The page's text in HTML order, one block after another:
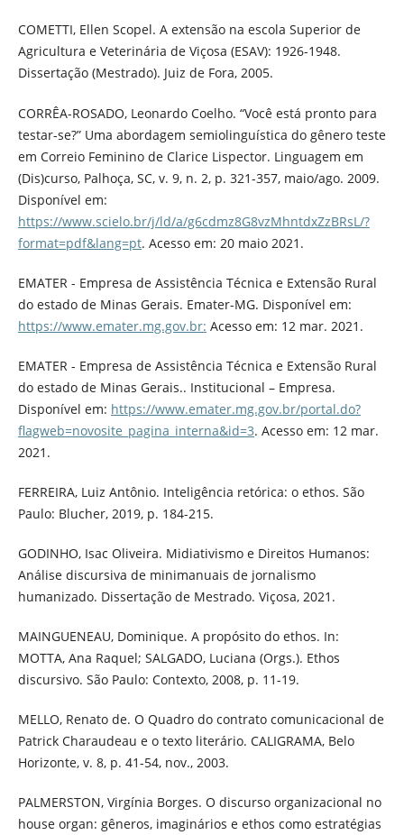
COMETTI, Ellen Scopel. A extensão na escola Superior de
Agricultura e Veterinária de Viçosa (ESAV): 1926-1948.
Dissertação (Mestrado). Juiz de Fora, 2005.
CORRÊA-ROSADO, Leonardo Coelho. “Você está pronto para
testar-se?” Uma abordagem semiolinguística do gênero teste
em Correio Feminino de Clarice Lispector. Linguagem em
(Dis)curso, Palhoça, SC, v. 9, n. 2, p. 321-357, maio/ago. 2009.
Disponível em:
https://www.scielo.br/j/ld/a/g6cdmz8G8vzMhntdxZzBRsL/?
format=pdf&lang=pt. Acesso em: 20 maio 2021.
EMATER - Empresa de Assistência Técnica e Extensão Rural
do estado de Minas Gerais. Emater-MG. Disponível em:
https://www.emater.mg.gov.br: Acesso em: 12 mar. 2021.
EMATER - Empresa de Assistência Técnica e Extensão Rural
do estado de Minas Gerais.. Institucional – Empresa.
Disponível em: https://www.emater.mg.gov.br/portal.do?
flagweb=novosite_pagina_interna&id=3. Acesso em: 12 mar.
2021.
FERREIRA, Luiz Antônio. Inteligência retórica: o ethos. São
Paulo: Blucher, 2019, p. 184-215.
GODINHO, Isac Oliveira. Midiativismo e Direitos Humanos:
Análise discursiva de minimanuais de jornalismo
humanizado. Dissertação de Mestrado. Viçosa, 2021.
MAINGUENEAU, Dominique. A propósito do ethos. In:
MOTTA, Ana Raquel; SALGADO, Luciana (Orgs.). Ethos
discursivo. São Paulo: Contexto, 2008, p. 11-19.
MELLO, Renato de. O Quadro do contrato comunicacional de
Patrick Charaudeau e o texto literário. CALIGRAMA, Belo
Horizonte, v. 8, p. 41-54, nov., 2003.
PALMERSTON, Virgínia Borges. O discurso organizacional no
house organ: gêneros, imaginários e ethos como estratégias